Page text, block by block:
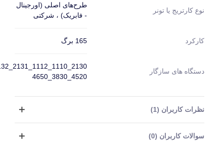
نوع کارتریج یا تونر
طرح‌های اصلی (اورجینال
- فابریک) ، شرکتی
کارکرد 165 برگ
دستگاه های سازگار
4520_3830_4650
نظرات کاربران (1)
سوالات کاربران (0)